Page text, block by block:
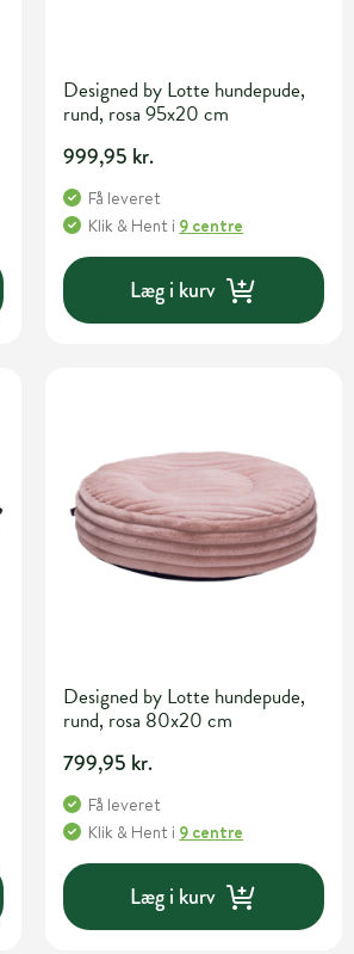
Designed by Lotte hundepude,
rund, rosa 95x20 cm
999,95 kr.
Få leveret
Klik & Hent i 9 centre
Læg i kurv
Designed by Lotte hundepude,
rund, rosa 80x20 cm
799,95 kr.
Få leveret
Klik & Hent i 9 centre
Læg i kurv